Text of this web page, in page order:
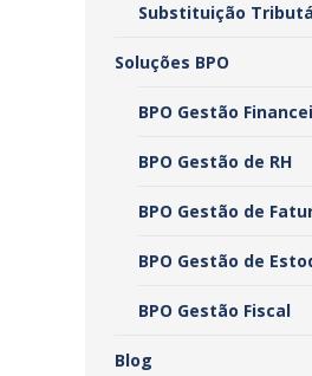
Substituição
Soluções BPO
BPO Gestão
BPO Gestão de RH
BPO Gestão de
BPO Gestão de
BPO Gestão Fiscal
Blog